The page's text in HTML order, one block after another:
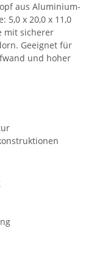
aus Aluminium-
5,0 x 20,0 x 11,0
mit sicherer
Geeignet für
und hoher